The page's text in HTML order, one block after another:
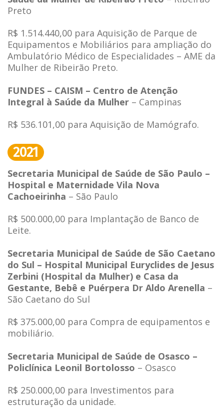
Preto
R$ 1.514.440,00 para Aquisição de Parque de
Equipamentos e Mobiliários para ampliação do
Ambulatório Médico de Especialidades – AME da
Mulher de Ribeirão Preto.
FUNDES – CAISM – Centro de Atenção
Integral à Saúde da Mulher – Campinas
R$ 536.101,00 para Aquisição de Mamógrafo.
2021
Secretaria Municipal de Saúde de São Paulo –
Hospital e Maternidade Vila Nova
Cachoeirinha – São Paulo
R$ 500.000,00 para Implantação de Banco de
Leite.
Secretaria Municipal de Saúde de São Caetano
do Sul – Hospital Municipal Euryclides de Jesus
Zerbini (Hospital da Mulher) e Casa da
Gestante, Bebê e Puérpera Dr Aldo Arenella –
São Caetano do Sul
R$ 375.000,00 para Compra de equipamentos e
mobiliário.
Secretaria Municipal de Saúde de Osasco –
Policlínica Leonil Bortolosso – Osasco
R$ 250.000,00 para Investimentos para
estruturação da unidade.